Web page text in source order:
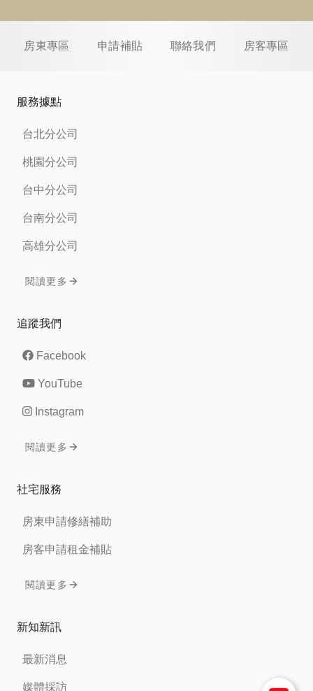
房東專區 申請補貼 聯絡我們 房客專區
服務據點
台北分公司
桃園分公司
台中分公司
台南分公司
高雄分公司
閱讀更多
追蹤我們
Facebook
YouTube
Instagram
閱讀更多
社宅服務
房東申請修繕補助
房客申請租金補貼
閱讀更多
新知新訊
最新消息
媒體採訪